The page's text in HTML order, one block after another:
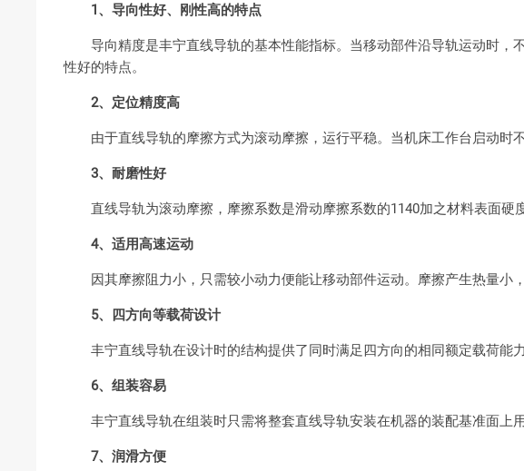
1、导向性好、刚性高的特点
导向精度是丰宁直线导轨的基本性能指标。当移动部件沿导轨运动时，
性好的特点。
2、定位精度高
由于直线导轨的摩擦方式为滚动摩擦，运行平稳。当机床工作台启动时
3、耐磨性好
直线导轨为滚动摩擦，摩擦系数是滑动摩擦系数的1140加之材料表面硬
4、适用高速运动
因其摩擦阻力小，只需较小动力便能让移动部件运动。摩擦产生热量小，
5、四方向等载荷设计
丰宁直线导轨在设计时的结构提供了同时满足四方向的相同额定载荷能
6、组装容易
丰宁直线导轨在组装时只需将整套直线导轨安装在机器的装配基准面上
7、润滑方便